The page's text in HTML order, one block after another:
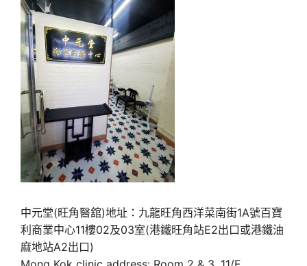
中元堂(旺角醫舘)地址：九龍旺角西洋菜南街1A號百寶
利商業中心11樓02及03室(港鐵旺角站E2出口或港鐵油
麻地站A2出口)